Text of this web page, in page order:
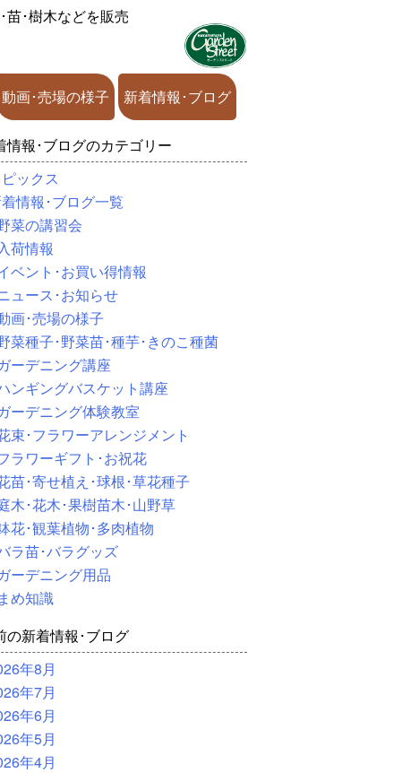
苗･樹木などを販売
動画･売場の様子 新着情報･ブログ
情報･ブログのカテゴリー
ピックス
情報･ブログ一覧
菜の講習会
荷情報
ベント･お買い得情報
ュース･お知らせ
画･売場の様子
菜種子･野菜苗･種芋･きのこ種菌
ーデニング講座
ンギングバスケット講座
ーデニング体験教室
束･フラワーアレンジメント
ラワーギフト･お祝花
苗･寄せ植え･球根･草花種子
木･花木･果樹苗木･山野草
花･観葉植物･多肉植物
ラ苗･バラグッズ
ーデニング用品
まめ知識
の新着情報･ブログ
年8月
年7月
年6月
年5月
年4月